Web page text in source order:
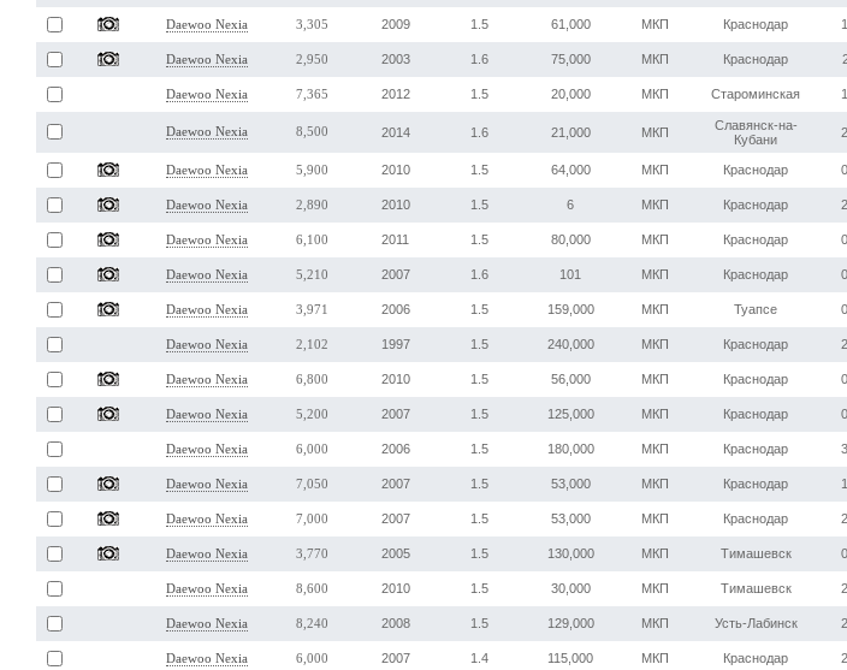
Daewoo Nexia 3,305 2009 1.5 61,000 МКП Краснодар
Daewoo Nexia 2,950 2003 1.6 75,000 МКП Краснодар
Daewoo Nexia 7,365 2012 1.5 20,000 МКП Староминская
Daewoo Nexia 8,500 2014 1.6 21,000 МКП
Славянск-на-
Кубани
Daewoo Nexia 5,900 2010 1.5 64,000 МКП Краснодар
Daewoo Nexia 2,890 2010 1.5 6 МКП Краснодар
Daewoo Nexia 6,100 2011 1.5 80,000 МКП Краснодар
Daewoo Nexia 5,210 2007 1.6 101 МКП Краснодар
Daewoo Nexia 3,971 2006 1.5 159,000 МКП Туапсе
Daewoo Nexia 2,102 1997 1.5 240,000 МКП Краснодар
Daewoo Nexia 6,800 2010 1.5 56,000 МКП Краснодар
Daewoo Nexia 5,200 2007 1.5 125,000 МКП Краснодар
Daewoo Nexia 6,000 2006 1.5 180,000 МКП Краснодар
Daewoo Nexia 7,050 2007 1.5 53,000 МКП Краснодар
Daewoo Nexia 7,000 2007 1.5 53,000 МКП Краснодар
Daewoo Nexia 3,770 2005 1.5 130,000 МКП Тимашевск
Daewoo Nexia 8,600 2010 1.5 30,000 МКП Тимашевск
Daewoo Nexia 8,240 2008 1.5 129,000 МКП Усть-Лабинск
Daewoo Nexia 6,000 2007 1.4 115,000 МКП Краснодар